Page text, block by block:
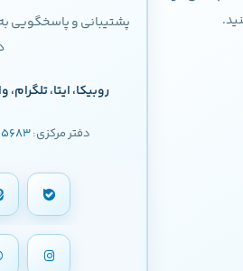
پشتیبانی و پاسخگویی
روبیکا، ایتا،
دفتر مرکزی:021